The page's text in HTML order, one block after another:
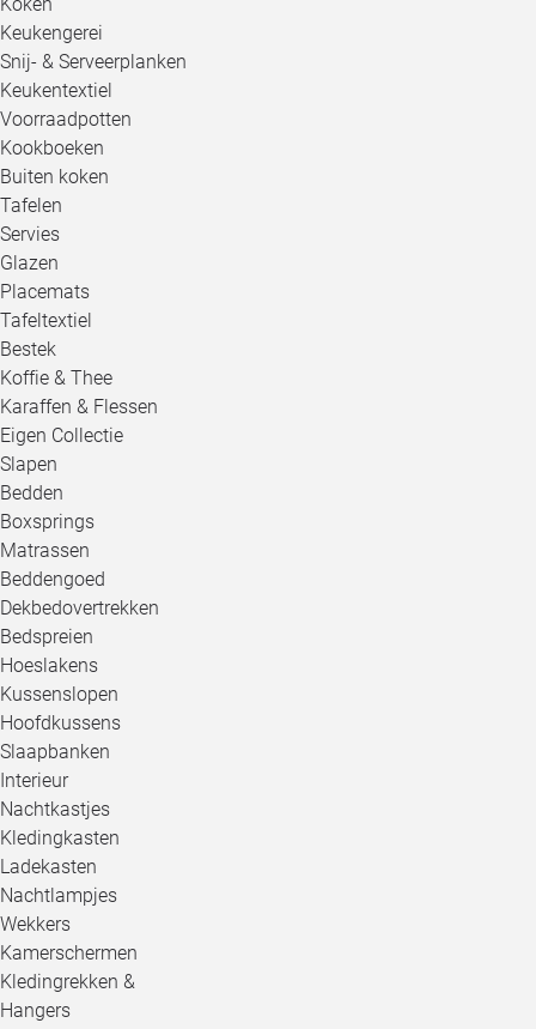
Keukengerei
Snij- & Serveerplanken
Keukentextiel
Voorraadpotten
Kookboeken
Buiten koken
Tafelen
Servies
Glazen
Placemats
Tafeltextiel
Bestek
Koffie & Thee
Karaffen & Flessen
Eigen Collectie
Slapen
Bedden
Boxsprings
Matrassen
Beddengoed
Dekbedovertrekken
Bedspreien
Hoeslakens
Kussenslopen
Hoofdkussens
Slaapbanken
Interieur
Nachtkastjes
Kledingkasten
Ladekasten
Nachtlampjes
Wekkers
Kamerschermen
Kledingrekken &
Hangers